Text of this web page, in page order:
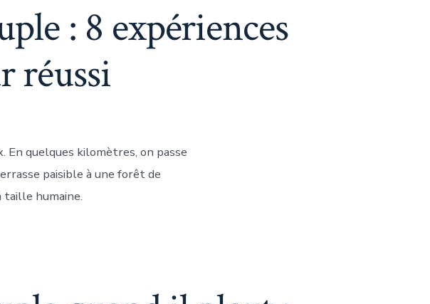
: 8 expériences
réussi
En quelques kilomètres, on passe
paisible à une forêt de
taille humaine.